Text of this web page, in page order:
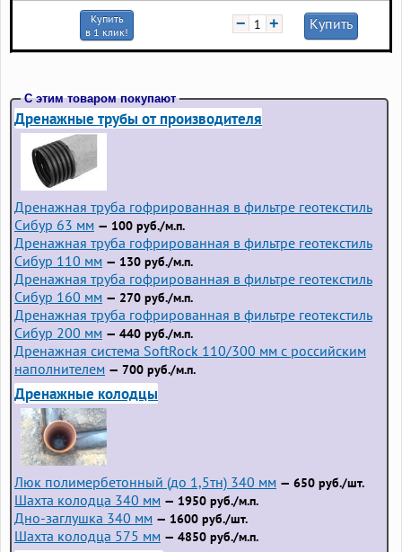
Купить
в 1 клик!
− + Купить
С этим товаром покупают
Дренажные трубы от производителя
Дренажная труба гофрированная в фильтре геотекстиль
Сибур 63 мм — 100 руб./м.п.
Дренажная труба гофрированная в фильтре геотекстиль
Сибур 110 мм — 130 руб./м.п.
Дренажная труба гофрированная в фильтре геотекстиль
Сибур 160 мм — 270 руб./м.п.
Дренажная труба гофрированная в фильтре геотекстиль
Сибур 200 мм — 440 руб./м.п.
Дренажная система SoftRock 110/300 мм с российским
наполнителем — 700 руб./м.п.
Дренажные колодцы
Люк полимербетонный (до 1,5тн) 340 мм — 650 руб./шт.
Шахта колодца 340 мм — 1950 руб./м.п.
Дно-заглушка 340 мм — 1600 руб./шт.
Шахта колодца 575 мм — 4850 руб./м.п.